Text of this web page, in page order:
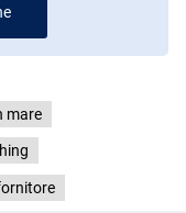
mare